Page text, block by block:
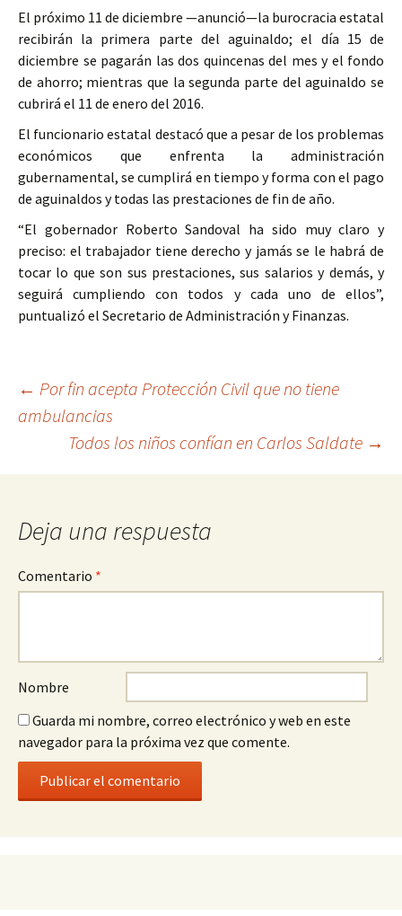
El próximo 11 de diciembre —anunció—la burocracia estatal
recibirán la primera parte del aguinaldo; el día 15 de
diciembre se pagarán las dos quincenas del mes y el fondo
de ahorro; mientras que la segunda parte del aguinaldo se
cubrirá el 11 de enero del 2016.
El funcionario estatal destacó que a pesar de los problemas
económicos que enfrenta la administración
gubernamental, se cumplirá en tiempo y forma con el pago
de aguinaldos y todas las prestaciones de fin de año.
“El gobernador Roberto Sandoval ha sido muy claro y
preciso: el trabajador tiene derecho y jamás se le habrá de
tocar lo que son sus prestaciones, sus salarios y demás, y
seguirá cumpliendo con todos y cada uno de ellos”,
puntualizó el Secretario de Administración y Finanzas.
← Por fin acepta Protección Civil que no tiene
ambulancias
Todos los niños confían en Carlos Saldate →
Deja una respuesta
Comentario *
Nombre
Guarda mi nombre, correo electrónico y web en este
navegador para la próxima vez que comente.